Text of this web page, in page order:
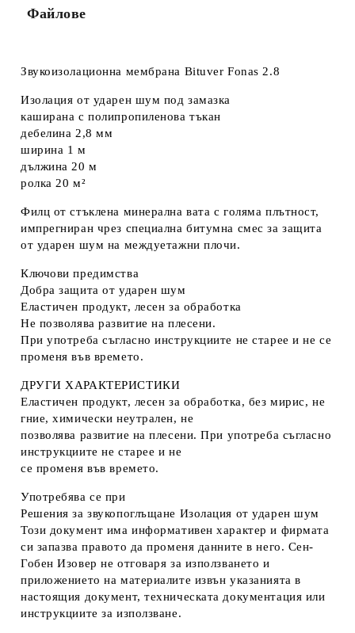
цена не включва транспорт.
Файлове
Звукоизолационна мембрана Bituver Fonas 2.8
Изолация от ударен шум под замазка
каширана с полипропиленова тъкан
дебелина 2,8 мм
ширина 1 м
дължина 20 м
ролка 20 м²
Филц от стъклена минерална вата с голяма плътност,
импрегниран чрез специална битумна смес за защита
от ударен шум на междуетажни плочи.
Ключови предимства
Добра защита от ударен шум
Еластичен продукт, лесен за обработка
Не позволява развитие на плесени.
При употреба съгласно инструкциите не старее и не се
променя във времето.
ДРУГИ ХАРАКТЕРИСТИКИ
Еластичен продукт, лесен за обработка, без мирис, не
гние, химически неутрален, не
позволява развитие на плесени. При употреба съгласно
инструкциите не старее и не
се променя във времето.
Употребява се при
Решения за звукопоглъщане Изолация от ударен шум
Този документ има информативен характер и фирмата
си запазва правото да променя данните в него. Сен-
Гобен Изовер не отговаря за използването и
приложението на материалите извън указанията в
настоящия документ, техническата документация или
инструкциите за използване.